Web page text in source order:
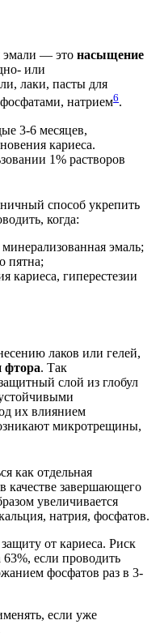
эмали — это насыщение
или
лаки, пасты для
натрием6.
3-6 месяцев,
кариеса.
1% растворов
способ укрепить
когда:
эмаль;
пятна;
кариеса, гиперестезии
лаков или гелей,
фтора. Так
слой из глобул
их влиянием
микротрещины,
как отдельная
качестве завершающего
увеличивается
натрия, фосфатов.
от кариеса. Риск
если проводить
фосфатов раз в 3-
если уже